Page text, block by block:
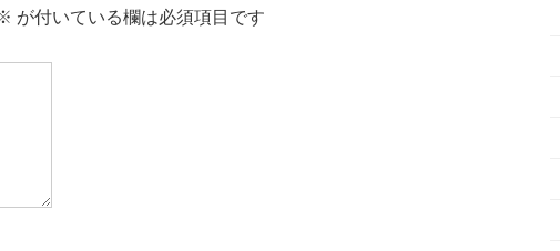
が付いている欄は必須項目です